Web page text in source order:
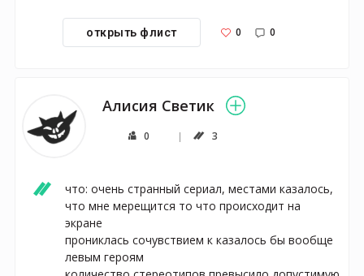
открыть флист 0 0
Алисия Светик
0 3
что: очень странный сериал, местами казалось,
что мне мерещится то что происходит на
экране
прониклась сочувствием к казалось бы вообще
левым героям